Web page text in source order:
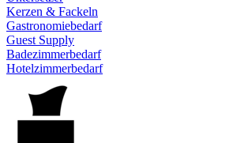
Kerzen & Fackeln
Gastronomiebedarf
Guest Supply
Badezimmerbedarf
Hotelzimmerbedarf